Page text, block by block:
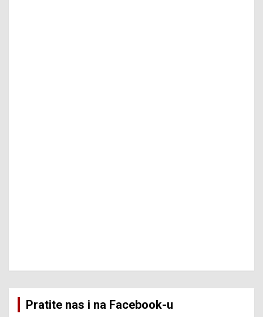
Pratite nas i na Facebook-u